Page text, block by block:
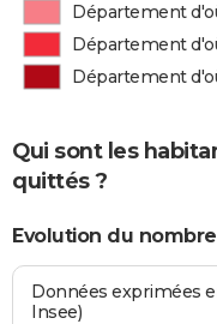
Département
Département
Département
Qui sont les
quittés ?
Evolution du
Données exprimées
Insee)